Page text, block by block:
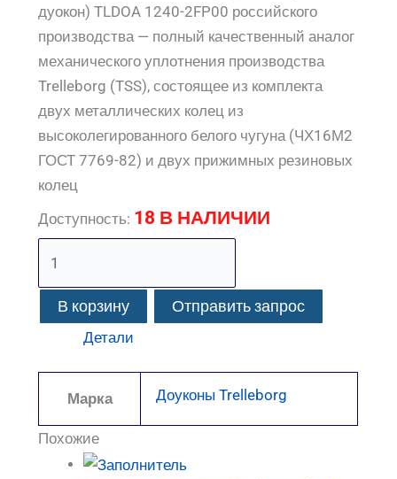
дуокон) TLDOA 1240-2FP00 российского
производства — полный качественный аналог
механического уплотнения производства
Trelleborg (TSS), состоящее из комплекта
двух металлических колец из
высоколегированного белого чугуна (ЧХ16М2
ГОСТ 7769-82) и двух прижимных резиновых
колец
Доступность: 18 В НАЛИЧИИ
В корзину Отправить запрос
Детали
Марка Доуконы Trelleborg
Похожие